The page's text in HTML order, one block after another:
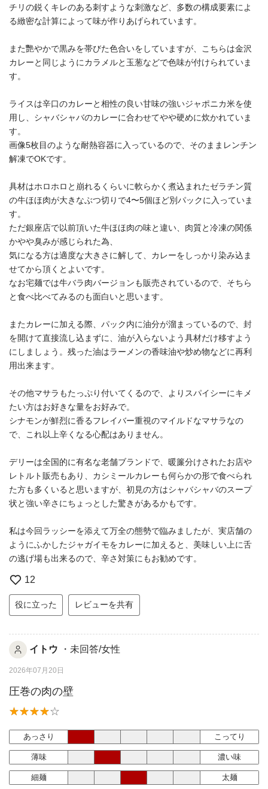
チリの鋭くキレのある刺すような刺激など、多数の構成要素によ
る緻密な計算によって味が作りあげられています。
また艷やかで黒みを帯びた色合いをしていますが、こちらは金沢
カレーと同じようにカラメルと玉葱などで色味が付けられていま
す。
ライスは辛口のカレーと相性の良い甘味の強いジャポニカ米を使
用し、シャバシャバのカレーに合わせてやや硬めに炊かれていま
す。
画像5枚目のような耐熱容器に入っているので、そのままレンチン
解凍でOKです。
具材はホロホロと崩れるくらいに軟らかく煮込まれたゼラチン質
の牛ほほ肉が大きなぶつ切りで4〜5個ほど別パックに入っていま
す。
ただ銀座店で以前頂いた牛ほほ肉の味と違い、肉質と冷凍の関係
かやや臭みが感じられた為、
気になる方は適度な大きさに解して、カレーをしっかり染み込ま
せてから頂くとよいです。
なお宅麺では牛バラ肉バージョンも販売されているので、そちら
と食べ比べてみるのも面白いと思います。
またカレーに加える際、パック内に油分が溜まっているので、封
を開けて直接流し込まずに、油が入らないよう具材だけ移すよう
にしましょう。残った油はラーメンの香味油や炒め物などに再利
用出来ます。
その他マサラもたっぷり付いてくるので、よりスパイシーにキメ
たい方はお好きな量をお好みで。
シナモンが鮮烈に香るフレイバー重視のマイルドなマサラなの
で、これ以上辛くなる心配はありません。
デリーは全国的に有名な老舗ブランドで、暖簾分けされたお店や
レトルト販売もあり、カシミールカレーも何らかの形で食べられ
た方も多くいると思いますが、初見の方はシャバシャバのスープ
状と強い辛さにちょっとした驚きがあるかもです。
私は今回ラッシーを添えて万全の態勢で臨みましたが、実店舗の
ようにふかしたジャガイモをカレーに加えると、美味しい上に舌
の逃げ場も出来るので、辛さ対策にもお勧めです。
12
役に立った レビューを共有
イトウ ・未回答/女性
2026年07月20日
圧巻の肉の壁
あっさり こってり
薄味 濃い味
細麺 太麺